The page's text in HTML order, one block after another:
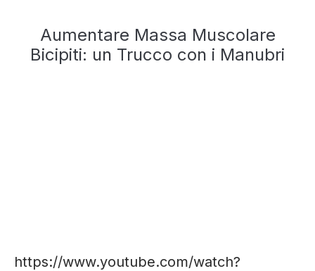
Aumentare Massa Muscolare
Bicipiti: un Trucco con i Manubri
https://www.youtube.com/watch?